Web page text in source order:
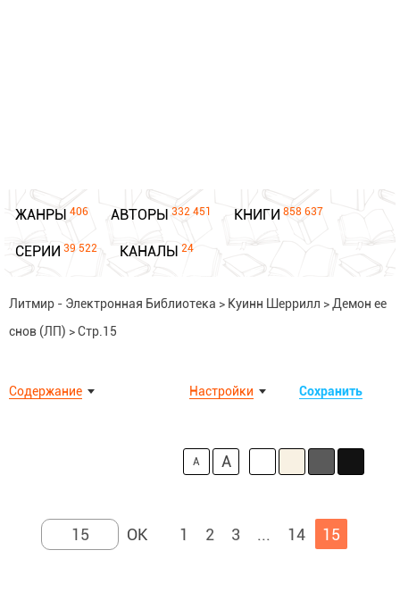
ЖАНРЫ 406 АВТОРЫ 332 451 КНИГИ 858 637
СЕРИИ 39 522 КАНАЛЫ 24
Литмир - Электронная Библиотека > Куинн Шеррилл > Демон ее
снов (ЛП) >Стр.15
Содержание Сохранить
Настройки
A A
1 2 3 ... 14 15